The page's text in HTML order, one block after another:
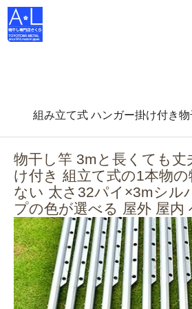
物干し竿 物干し台 布団干し がすべて
。スタンダードな物干し・布団干しか
し-- 創業45年の老舗物干しメーカー
組み立て式 ハンガー掛け付き
物干し竿 3mと長くても丈
け付き 組立て式の1本物
ない 太さ32パイ×3mシル
プの色が選べる 屋外 屋内